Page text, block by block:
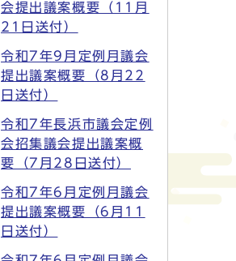
会提出議案概要（11月
21日送付）
令和7年9月定例月議会
提出議案概要（8月22
日送付）
令和7年長浜市議会定例
会招集議会提出議案概
要（7月28日送付）
令和7年6月定例月議会
提出議案概要（6月11
日送付）